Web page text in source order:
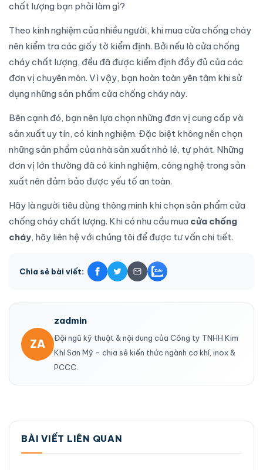
chất lượng bạn phải làm gì?
Theo kinh nghiệm của nhiều người, khi mua cửa chống cháy
nên kiểm tra các giấy tờ kiểm định. Bởi nếu là cửa chống
cháy chất lượng, đều đã được kiểm định đầy đủ của các
đơn vị chuyên môn. Vì vậy, bạn hoàn toàn yên tâm khi sử
dụng những sản phẩm cửa chống cháy này.
Bên cạnh đó, bạn nên lựa chọn những đơn vị cung cấp và
sản xuất uy tín, có kinh nghiệm. Đặc biệt không nên chọn
những sản phẩm của nhà sản xuất nhỏ lẻ, tự phát. Những
đơn vị lớn thường đã có kinh nghiệm, công nghệ trong sản
xuất nên đảm bảo được yếu tố an toàn.
Hãy là người tiêu dùng thông minh khi chọn sản phẩm cửa
chống cháy chất lượng. Khi có nhu cầu mua cửa chống
cháy, hãy liên hệ với chúng tôi để được tư vấn chi tiết.
Chia sẻ bài viết:
ZA
zadmin
Đội ngũ kỹ thuật & nội dung của Công ty TNHH Kim
Khí Sơn Mỹ - chia sẻ kiến thức ngành cơ khí, inox &
PCCC.
BÀI VIẾT LIÊN QUAN